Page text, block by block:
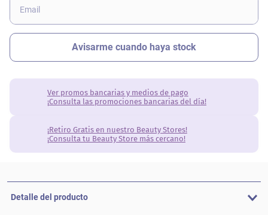
Ver promos bancarias y medios de pago
¡Consulta las promociones bancarias del día!
¡Retiro Gratis en nuestro Beauty Stores!
¡Consulta tu Beauty Store más cercano!
Detalle del producto